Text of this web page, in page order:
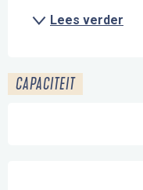
Lees verder
CAPACITEIT